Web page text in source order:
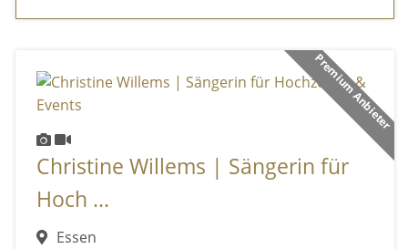
Premium Anbieter
Christine Willems | Sängerin für
Hoch ...
Essen